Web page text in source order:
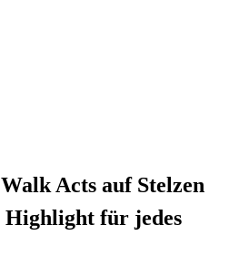
Acts auf Stelzen
Highlight für jedes